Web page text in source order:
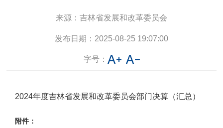
来源： 吉林省发展和改革委员会
发布日期： 2025-08-25 19:07:00
字号：
2024年度吉林省发展和改革委员会部门决算（汇总）
附件：